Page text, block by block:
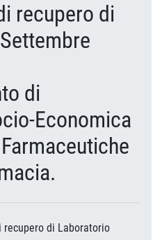
recupero di
di
Economica
recupero di Laboratorio